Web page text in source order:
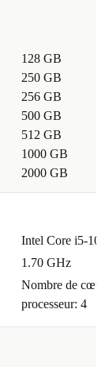
128 GB
250 GB
256 GB
500 GB
512 GB
1000 GB
2000 GB
Intel Core i5-
1.70 GHz
Nombre de
processeur: 4